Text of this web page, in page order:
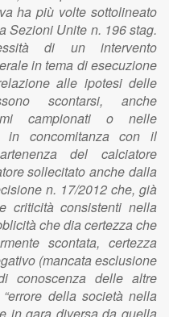
ha più volte sottolineato
Sezioni Unite n. 196 stag.
di un intervento
in tema di esecuzione
alle ipotesi delle
scontarsi, anche
campionati o nelle
in concomitanza con il
del calciatore
sollecitato anche dalla
n. 17/2012 che, già
criticità consistenti nella
che dia certezza che
scontata, certezza
(mancata esclusione
conoscenza delle altre
della società nella